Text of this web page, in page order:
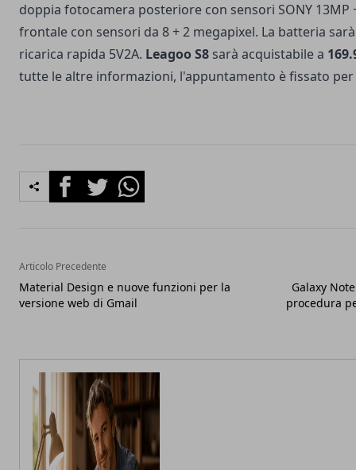
doppia fotocamera posteriore con sensori SONY 13MP
frontale con sensori da 8 + 2 megapixel. La batteria
ricarica rapida 5V2A. Leagoo S8 sarà acquistabile a
tutte le altre informazioni, l'appuntamento è fissato
FacebookTwitterWhatsapp
Articolo Precedente
Material Design e nuove funzioni per la
versione web di Gmail
Galaxy
procedura